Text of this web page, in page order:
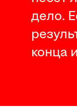
дело.
конца